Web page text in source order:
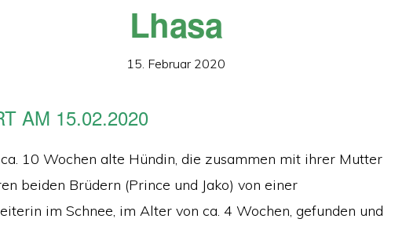
Lhasa
15. Februar 2020
AM 15.02.2020
10 Wochen alte Hündin, die zusammen mit ihrer Mutter
beiden Brüdern (Prince und Jako) von einer
im Schnee, im Alter von ca. 4 Wochen, gefunden und